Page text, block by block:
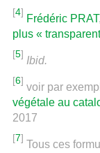
[4]
Frédéric PRAT,
plus «
[5]
Ibid.
[6]
voir par
végétale au
2017
[7]
Tous ces